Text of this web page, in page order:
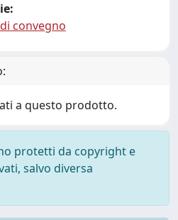
convegno
a questo prodotto.
protetti da copyright e
salvo diversa